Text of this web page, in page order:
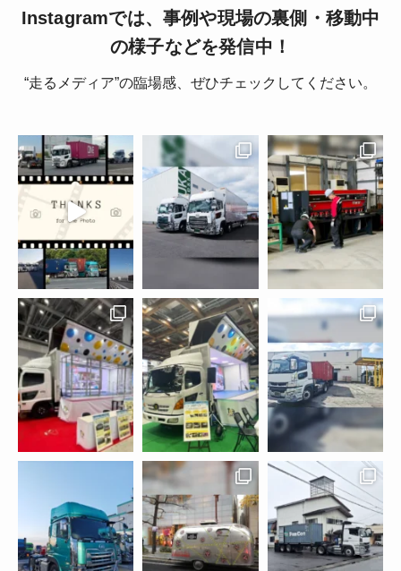
Instagramでは、事例や現場の裏側・移動中
の様子などを発信中！
“走るメディア”の臨場感、ぜひチェックしてください。